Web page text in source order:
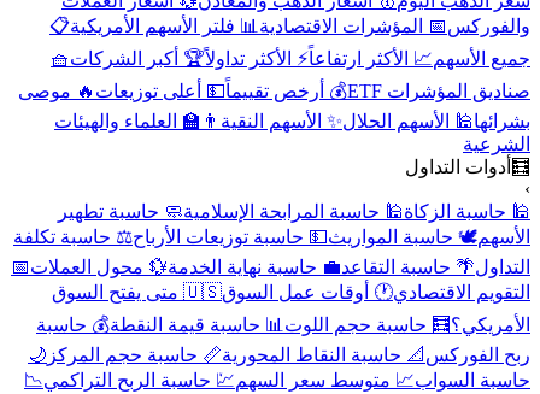
والفوركس📅 المؤشرات الاقتصادية 📊 فلتر الأسهم الأمريكية📋
جميع الأسهم📈 الأكثر ارتفاعاً⚡ الأكثر تداولاً🏆 أكبر الشركات🧺
صناديق المؤشرات ETF
💰 أرخص تقييماً💵 أعلى توزيعات 🔥 موصى
بشرائها🕌 الأسهم الحلال✨ الأسهم النقية 👨‍🏫 العلماء والهيئات
الشرعية
🧮 أدوات التداول
›
🕌 حاسبة الزكاة🕌 حاسبة المرابحة الإسلامية🧼 حاسبة تطهير
الأسهم🕊️ حاسبة المواريث💵 حاسبة توزيعات الأرباح⚖️ حاسبة تكلفة
التداول🌴 حاسبة التقاعد💼 حاسبة نهاية الخدمة💱 محول العملات📅
التقويم الاقتصادي🕐 أوقات عمل السوق
🇺🇸 متى يفتح السوق
الأمريكي؟🧮 حاسبة حجم اللوت 📊 حاسبة قيمة النقطة💰 حاسبة
ربح الفوركس 📐 حاسبة النقاط المحورية📏 حاسبة حجم المركز 🌙
حاسبة السواب📈 متوسط سعر السهم💹 حاسبة الربح التراكمي📉